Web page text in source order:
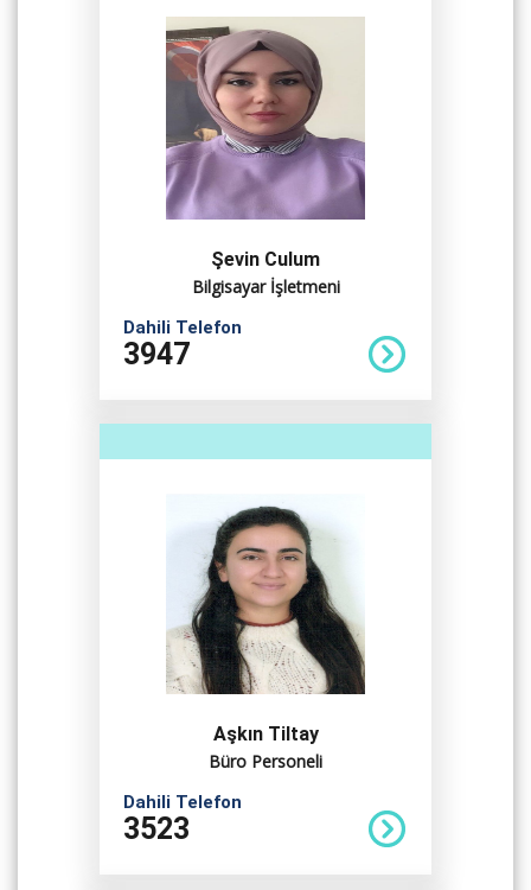
Şevin Culum
Bilgisayar İşletmeni
Dahili Telefon
3947
Aşkın Tiltay
Büro Personeli
Dahili Telefon
3523